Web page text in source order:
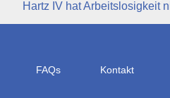
Beitrag
Nächster
Hartz IV hat Arbeitslosigkeit
FAQs Kontakt